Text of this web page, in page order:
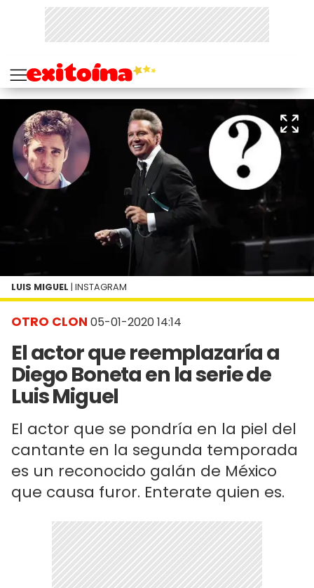
OTRO CLON 05-01-2020 14:14
El actor que reemplazaría a
Diego Boneta en la serie de
Luis Miguel
El actor que se pondría en la piel del
cantante en la segunda temporada
es un reconocido galán de México
que causa furor. Enterate quien es.
LUIS MIGUEL | INSTAGRAM